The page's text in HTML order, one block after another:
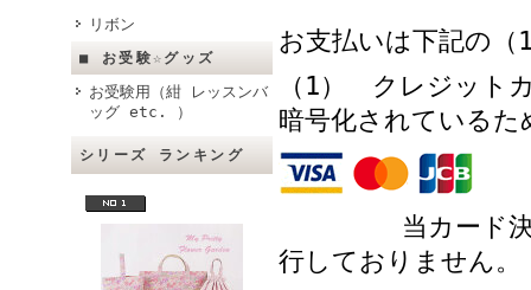
リボン
■ お受験☆グッズ
お受験用（紺 レッスンバ
ッグ etc. ）
シリーズ ランキング
お支払いは下記の
（1） クレジット
暗号化されている
当カード決済シ
行しておりません。